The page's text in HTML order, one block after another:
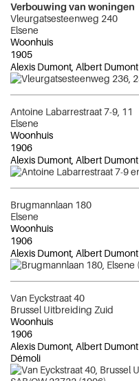
Verbouwing van woningen
Vleurgatsesteenweg 240
Elsene
Woonhuis
1905
Alexis Dumont, Albert Dumont
Antoine Labarrestraat 7-9, 11
Elsene
Woonhuis
1906
Alexis Dumont, Albert Dumont
Brugmannlaan 180
Elsene
Woonhuis
1906
Alexis Dumont, Albert Dumont
Van Eyckstraat 40
Brussel Uitbreiding Zuid
Woonhuis
1906
Alexis Dumont, Albert Dumont
Démoli